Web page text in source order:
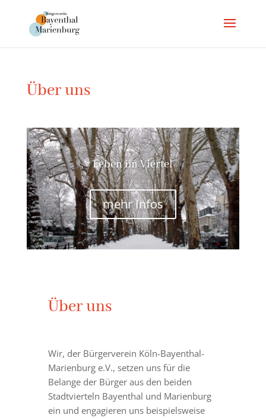
Über uns
Leben im Viertel
mehr Infos
Über uns
Wir, der Bürgerverein Köln-Bayenthal-
Marienburg e.V., setzen uns für die
Belange der Bürger aus den beiden
Stadtvierteln Bayenthal und Marienburg
ein und engagieren uns beispielsweise